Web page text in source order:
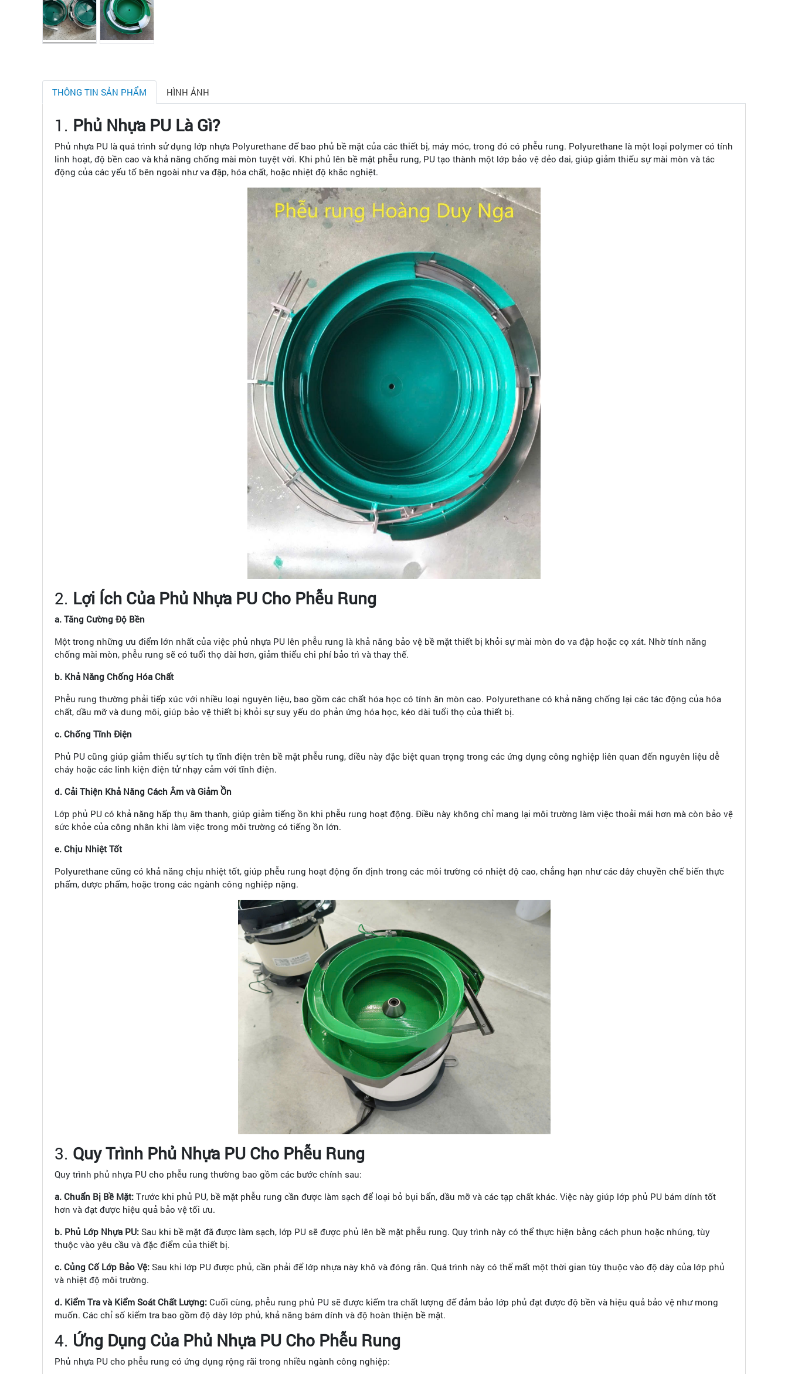
THÔNG TIN SẢN PHẨM HÌNH ẢNH
1. Phủ Nhựa PU Là Gì?
Phủ nhựa PU là quá trình sử dụng lớp nhựa Polyurethane để bao phủ bề mặt của các thiết bị, máy móc, trong đó có phễu rung. Polyurethane là một loại polymer có tính
linh hoạt, độ bền cao và khả năng chống mài mòn tuyệt vời. Khi phủ lên bề mặt phễu rung, PU tạo thành một lớp bảo vệ dẻo dai, giúp giảm thiểu sự mài mòn và tác
động của các yếu tố bên ngoài như va đập, hóa chất, hoặc nhiệt độ khắc nghiệt.
2. Lợi Ích Của Phủ Nhựa PU Cho Phễu Rung
a. Tăng Cường Độ Bền
Một trong những ưu điểm lớn nhất của việc phủ nhựa PU lên phễu rung là khả năng bảo vệ bề mặt thiết bị khỏi sự mài mòn do va đập hoặc cọ xát. Nhờ tính năng
chống mài mòn, phễu rung sẽ có tuổi thọ dài hơn, giảm thiểu chi phí bảo trì và thay thế.
b. Khả Năng Chống Hóa Chất
Phễu rung thường phải tiếp xúc với nhiều loại nguyên liệu, bao gồm các chất hóa học có tính ăn mòn cao. Polyurethane có khả năng chống lại các tác động của hóa
chất, dầu mỡ và dung môi, giúp bảo vệ thiết bị khỏi sự suy yếu do phản ứng hóa học, kéo dài tuổi thọ của thiết bị.
c. Chống Tĩnh Điện
Phủ PU cũng giúp giảm thiểu sự tích tụ tĩnh điện trên bề mặt phễu rung, điều này đặc biệt quan trọng trong các ứng dụng công nghiệp liên quan đến nguyên liệu dễ
cháy hoặc các linh kiện điện tử nhạy cảm với tĩnh điện.
d. Cải Thiện Khả Năng Cách Âm và Giảm Ồn
Lớp phủ PU có khả năng hấp thụ âm thanh, giúp giảm tiếng ồn khi phễu rung hoạt động. Điều này không chỉ mang lại môi trường làm việc thoải mái hơn mà còn bảo vệ
sức khỏe của công nhân khi làm việc trong môi trường có tiếng ồn lớn.
e. Chịu Nhiệt Tốt
Polyurethane cũng có khả năng chịu nhiệt tốt, giúp phễu rung hoạt động ổn định trong các môi trường có nhiệt độ cao, chẳng hạn như các dây chuyền chế biến thực
phẩm, dược phẩm, hoặc trong các ngành công nghiệp nặng.
3. Quy Trình Phủ Nhựa PU Cho Phễu Rung
Quy trình phủ nhựa PU cho phễu rung thường bao gồm các bước chính sau:
a. Chuẩn Bị Bề Mặt: Trước khi phủ PU, bề mặt phễu rung cần được làm sạch để loại bỏ bụi bẩn, dầu mỡ và các tạp chất khác. Việc này giúp lớp phủ PU bám dính tốt
hơn và đạt được hiệu quả bảo vệ tối ưu.
b. Phủ Lớp Nhựa PU: Sau khi bề mặt đã được làm sạch, lớp PU sẽ được phủ lên bề mặt phễu rung. Quy trình này có thể thực hiện bằng cách phun hoặc nhúng, tùy
thuộc vào yêu cầu và đặc điểm của thiết bị.
c. Củng Cố Lớp Bảo Vệ: Sau khi lớp PU được phủ, cần phải để lớp nhựa này khô và đóng rắn. Quá trình này có thể mất một thời gian tùy thuộc vào độ dày của lớp phủ
và nhiệt độ môi trường.
d. Kiểm Tra và Kiểm Soát Chất Lượng: Cuối cùng, phễu rung phủ PU sẽ được kiểm tra chất lượng để đảm bảo lớp phủ đạt được độ bền và hiệu quả bảo vệ như mong
muốn. Các chỉ số kiểm tra bao gồm độ dày lớp phủ, khả năng bám dính và độ hoàn thiện bề mặt.
4. Ứng Dụng Của Phủ Nhựa PU Cho Phễu Rung
Phủ nhựa PU cho phễu rung có ứng dụng rộng rãi trong nhiều ngành công nghiệp: